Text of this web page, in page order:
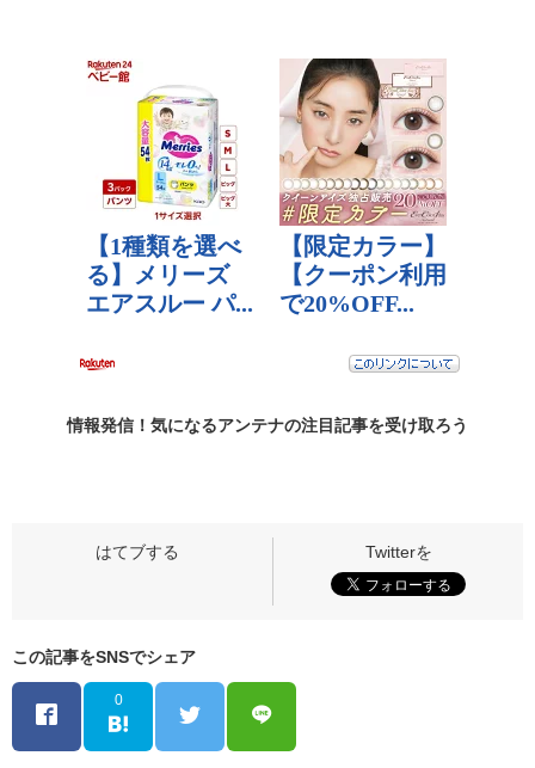
情報発信！気になるアンテナの注目記事を受け取ろう
この記事をSNSでシェア
0